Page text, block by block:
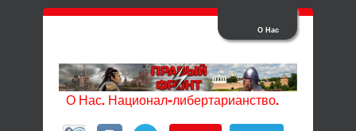
О Нас
О Нас. Национал-либертарианство.